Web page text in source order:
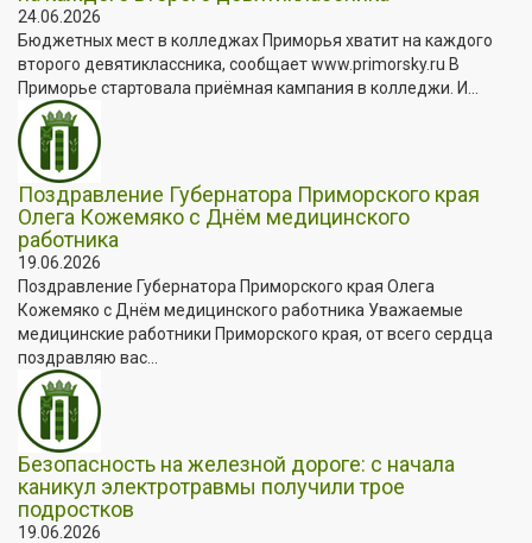
24.06.2026
Бюджетных мест в колледжах Приморья хватит на каждого
второго девятиклассника, сообщает www.primorsky.ru В
Приморье стартовала приёмная кампания в колледжи. И...
Поздравление Губернатора Приморского края
Олега Кожемяко с Днём медицинского
работника
19.06.2026
Поздравление Губернатора Приморского края Олега
Кожемяко с Днём медицинского работника Уважаемые
медицинские работники Приморского края, от всего сердца
поздравляю вас...
Безопасность на железной дороге: с начала
каникул электротравмы получили трое
подростков
19.06.2026